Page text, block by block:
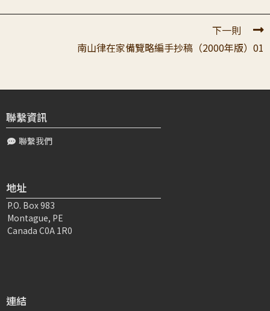
下一則
南山律在家備覽略編手抄稿（2000年版）01
聯繫資訊
聯繫我們
地址
P.O. Box 983
Montague, PE
Canada C0A 1R0
連結